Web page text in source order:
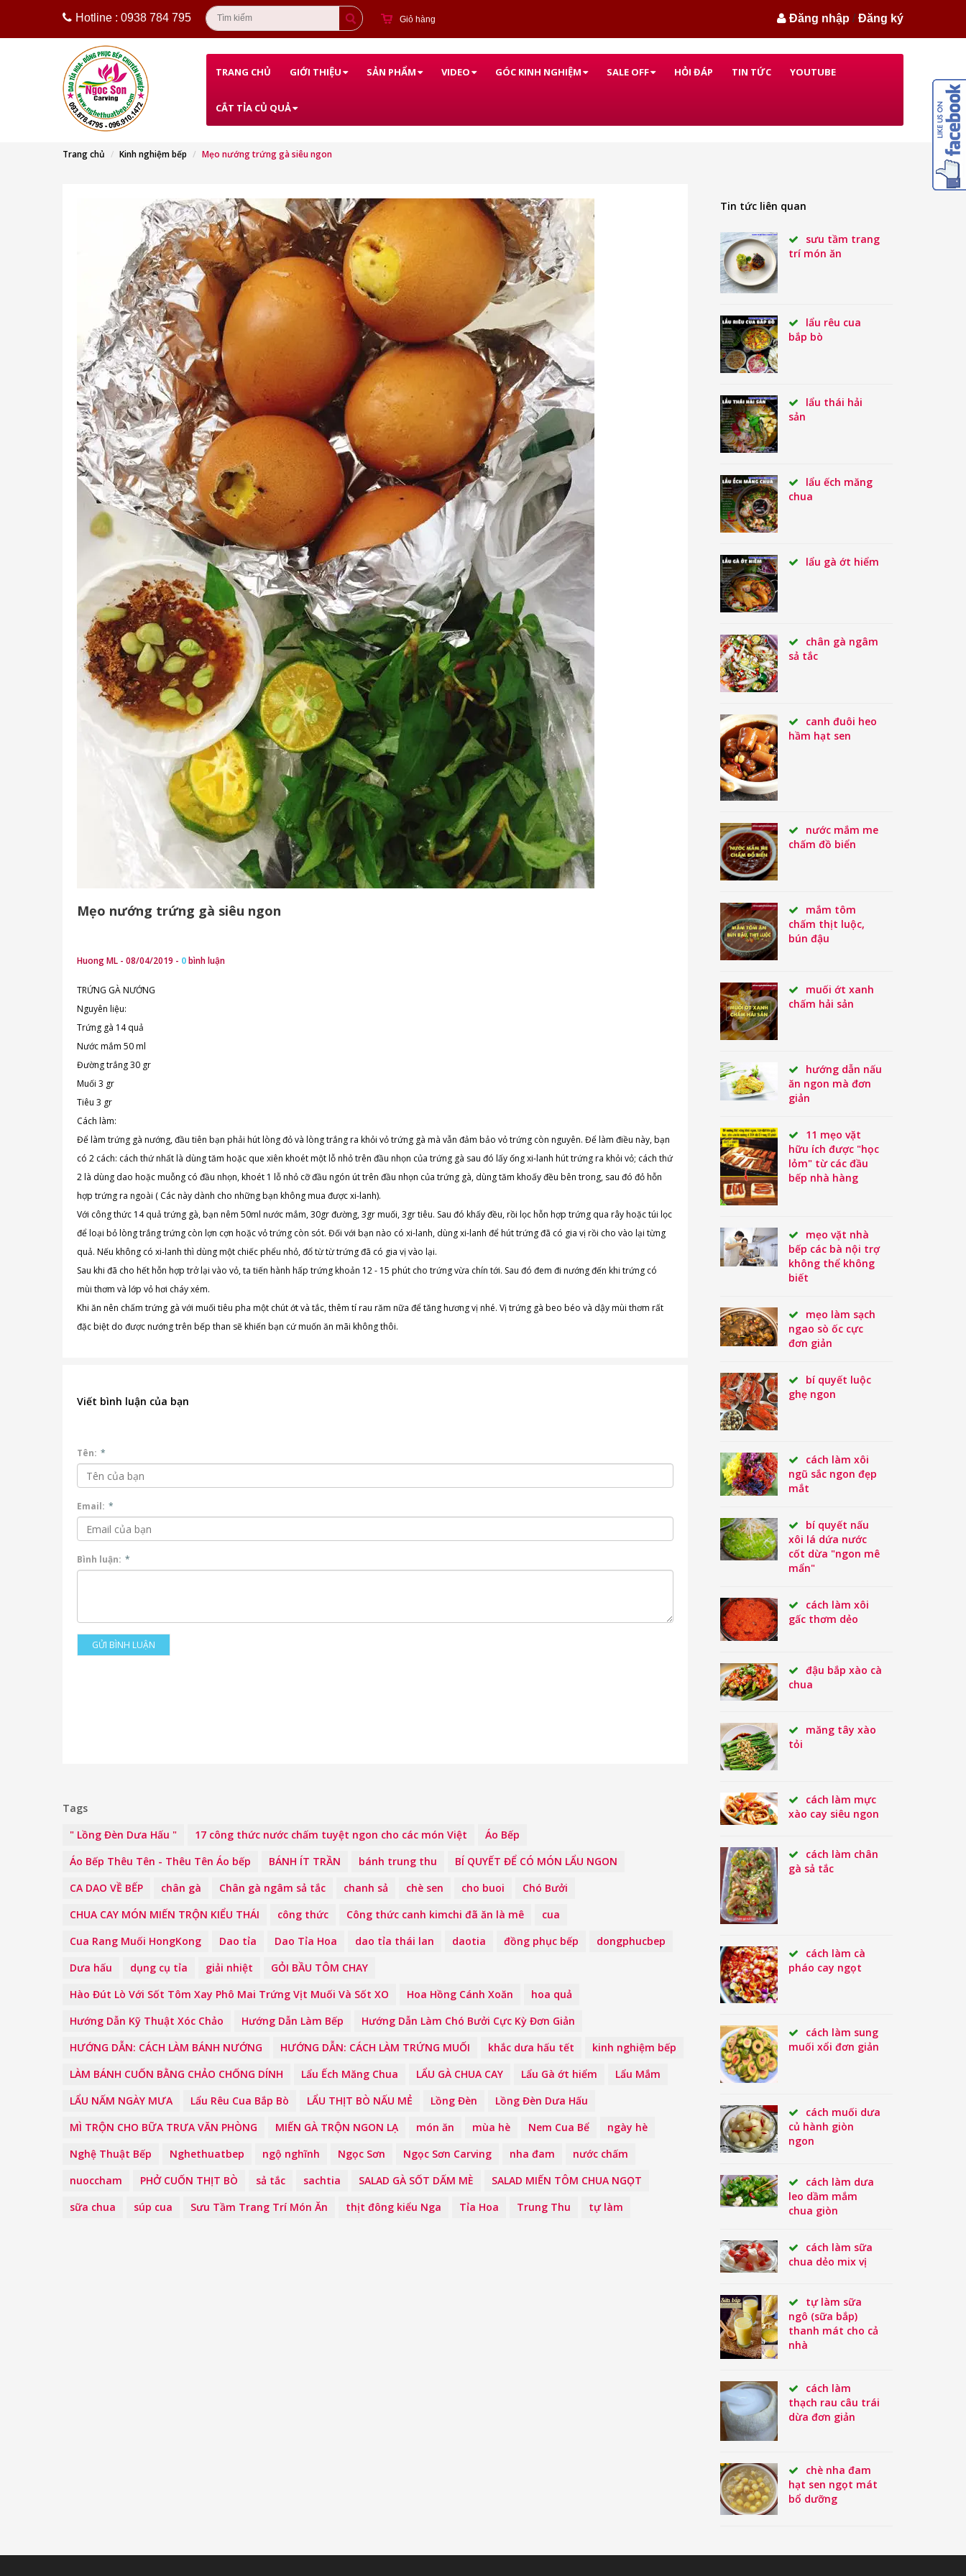
Hotline : 0938 784 795 Giỏ hàng Đăng nhập /Đăng ký
TRANG CHỦ GIỚI THIỆU SẢN PHẨM VIDEO GÓC KINH NGHIỆM SALE OFF HỎI ĐÁP TIN TỨC YOUTUBE
CẮT TỈA CỦ QUẢ
Trang chủ Kinh nghiệm bếp Mẹo nướng trứng gà siêu ngon
Mẹo nướng trứng gà siêu ngon
Huong ML - 08/04/2019 - 0bình luận
TRỨNG GÀ NƯỚNG
Nguyên liệu:
Trứng gà 14 quả
Nước mắm 50 ml
Đường trắng 30 gr
Muối 3 gr
Tiêu 3 gr
Cách làm:
Để làm trứng gà nướng, đầu tiên bạn phải hút lòng đỏ và lòng trắng ra khỏi vỏ trứng gà mà vẫn đảm bảo vỏ trứng còn nguyên. Để làm điều này, bạn
có 2 cách: cách thứ nhất là dùng tăm hoặc que xiên khoét một lỗ nhỏ trên đầu nhọn của trứng gà sau đó lấy ống xi-lanh hút trứng ra khỏi vỏ; cách thứ
2 là dùng dao hoặc muỗng có đầu nhọn, khoét 1 lỗ nhỏ cỡ đầu ngón út trên đầu nhọn của trứng gà, dùng tăm khoấy đều bên trong, sau đó đỏ hỗn
hợp trứng ra ngoài ( Các này dành cho những bạn không mua được xi-lanh).
Với công thức 14 quả trứng gà, bạn nêm 50ml nước mắm, 30gr đường, 3gr muối, 3gr tiêu. Sau đó khấy đều, rồi lọc hỗn hợp trứng qua rây hoặc túi lọc
để loại bỏ lòng trắng trứng còn lợn cợn hoặc vỏ trứng còn sót. Đối với bạn nào có xi-lanh, dùng xi-lanh để hút trứng đã có gia vị rồi cho vào lại từng
quả. Nếu không có xi-lanh thì dùng một chiếc phểu nhỏ, đổ từ từ trứng đã có gia vị vào lại.
Sau khi đã cho hết hỗn hợp trở lại vào vỏ, ta tiến hành hấp trứng khoản 12 - 15 phút cho trứng vừa chín tới. Sau đó đem đi nướng đến khi trứng có
mùi thơm và lớp vỏ hơi cháy xém.
Khi ăn nên chấm trứng gà với muối tiêu pha một chút ớt và tắc, thêm tí rau răm nữa để tăng hương vị nhé. Vị trứng gà beo béo và dậy mùi thơm rất
đặc biệt do được nướng trên bếp than sẽ khiến bạn cứ muốn ăn mãi không thôi.
Viết bình luận của bạn
Tên: *
Email: *
Bình luận: *
GỬI BÌNH LUẬN
Tags
" Lồng Đèn Dưa Hấu "
17 công thức nước chấm tuyệt ngon cho các món Việt
Áo Bếp
Áo Bếp Thêu Tên - Thêu Tên Áo bếp
BÁNH ÍT TRẦN bánh trung thu
BÍ QUYẾT ĐỂ CÓ MÓN LẨU NGON
CA DAO VỀ BẾP
chân gà Chân gà ngâm sả tắc chanh sả chè sen cho buoi
Chó Bưởi
CHUA CAY MÓN MIẾN TRỘN KIỂU THÁI
công thức Công thức canh kimchi đã ăn là mê
cua
Cua Rang Muối HongKong
Dao tỉa Dao Tỉa Hoa dao tỉa thái lan daotia đồng phục bếp
dongphucbep
Dưa hấu
dụng cụ tỉa giải nhiệt
GỎI BẦU TÔM CHAY
Hào Đút Lò Với Sốt Tôm Xay Phô Mai Trứng Vịt Muối Và Sốt XO
Hoa Hồng Cánh Xoăn
hoa quả
Hướng Dẫn Kỹ Thuật Xóc Chảo
Hướng Dẫn Làm Bếp
Hướng Dẫn Làm Chó Bưởi Cực Kỳ Đơn Giản
HƯỚNG DẪN: CÁCH LÀM BÁNH NƯỚNG
HƯỚNG DẪN: CÁCH LÀM TRỨNG MUỐI khắc dưa hấu tết
kinh nghiệm bếp
LÀM BÁNH CUỐN BẰNG CHẢO CHỐNG DÍNH
Lẩu Ếch Măng Chua LẨU GÀ CHUA CAY Lẩu Gà ớt hiểm
Lẩu Mắm
LẨU NẤM NGÀY MƯA
Lẩu Rêu Cua Bắp Bò LẨU THỊT BÒ NẤU MẺ Lồng Đèn
Lồng Đèn Dưa Hấu
MÌ TRỘN CHO BỮA TRƯA VĂN PHÒNG
MIẾN GÀ TRỘN NGON LẠ món ăn mùa hè Nem Cua Bể
ngày hè
Nghệ Thuật Bếp
Nghethuatbep ngộ nghĩnh Ngọc Sơn Ngọc Sơn Carving nha đam
nước chấm
nuoccham
PHỞ CUỐN THỊT BÒ sả tắc sachtia SALAD GÀ SỐT DẤM MÈ
SALAD MIẾN TÔM CHUA NGỌT
sữa chua
súp cua Sưu Tầm Trang Trí Món Ăn thịt đông kiểu Nga Tỉa Hoa Trung Thu tự làm
Tin tức liên quan
sưu tầm trang
trí món ăn
lẩu rêu cua
bắp bò
lẩu thái hải
sản
lẩu ếch măng
chua
lẩu gà ớt hiểm
chân gà ngâm
sả tắc
canh đuôi heo
hầm hạt sen
nước mắm me
chấm đồ biển
mắm tôm
chấm thịt luộc,
bún đậu
muối ớt xanh
chấm hải sản
hướng dẫn nấu
ăn ngon mà đơn
giản
11 mẹo vặt
hữu ích được "học
lỏm" từ các đầu
bếp nhà hàng
mẹo vặt nhà
bếp các bà nội trợ
không thể không
biết
mẹo làm sạch
ngao sò ốc cực
đơn giản
bí quyết luộc
ghẹ ngon
cách làm xôi
ngũ sắc ngon đẹp
mắt
bí quyết nấu
xôi lá dứa nước
cốt dừa "ngon mê
mẩn"
cách làm xôi
gấc thơm dẻo
đậu bắp xào cà
chua
măng tây xào
tỏi
cách làm mực
xào cay siêu ngon
cách làm chân
gà sả tắc
cách làm cà
pháo cay ngọt
cách làm sung
muối xổi đơn giản
cách muối dưa
củ hành giòn
ngon
cách làm dưa
leo dầm mắm
chua giòn
cách làm sữa
chua dẻo mix vị
tự làm sữa
ngô (sữa bắp)
thanh mát cho cả
nhà
cách làm
thạch rau câu trái
dừa đơn giản
chè nha đam
hạt sen ngọt mát
bổ dưỡng